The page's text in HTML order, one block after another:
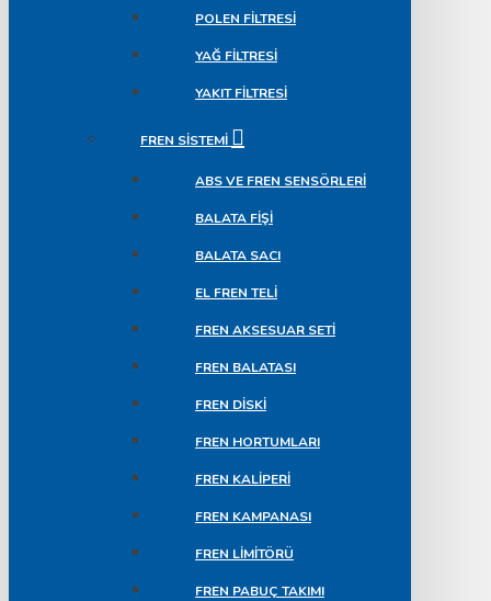
POLEN FILTRESI
YAĞ FILTRESI
YAKIT FILTRESI
FREN SISTEMI
ABS VE FREN SENSÖRLERI
BALATA FIŞI
BALATA SACI
EL FREN TELI
FREN AKSESUAR SETI
FREN BALATASI
FREN DISKI
FREN HORTUMLARI
FREN KALIPERI
FREN KAMPANASI
FREN LIMITÖRÜ
FREN PABUÇ TAKIMI